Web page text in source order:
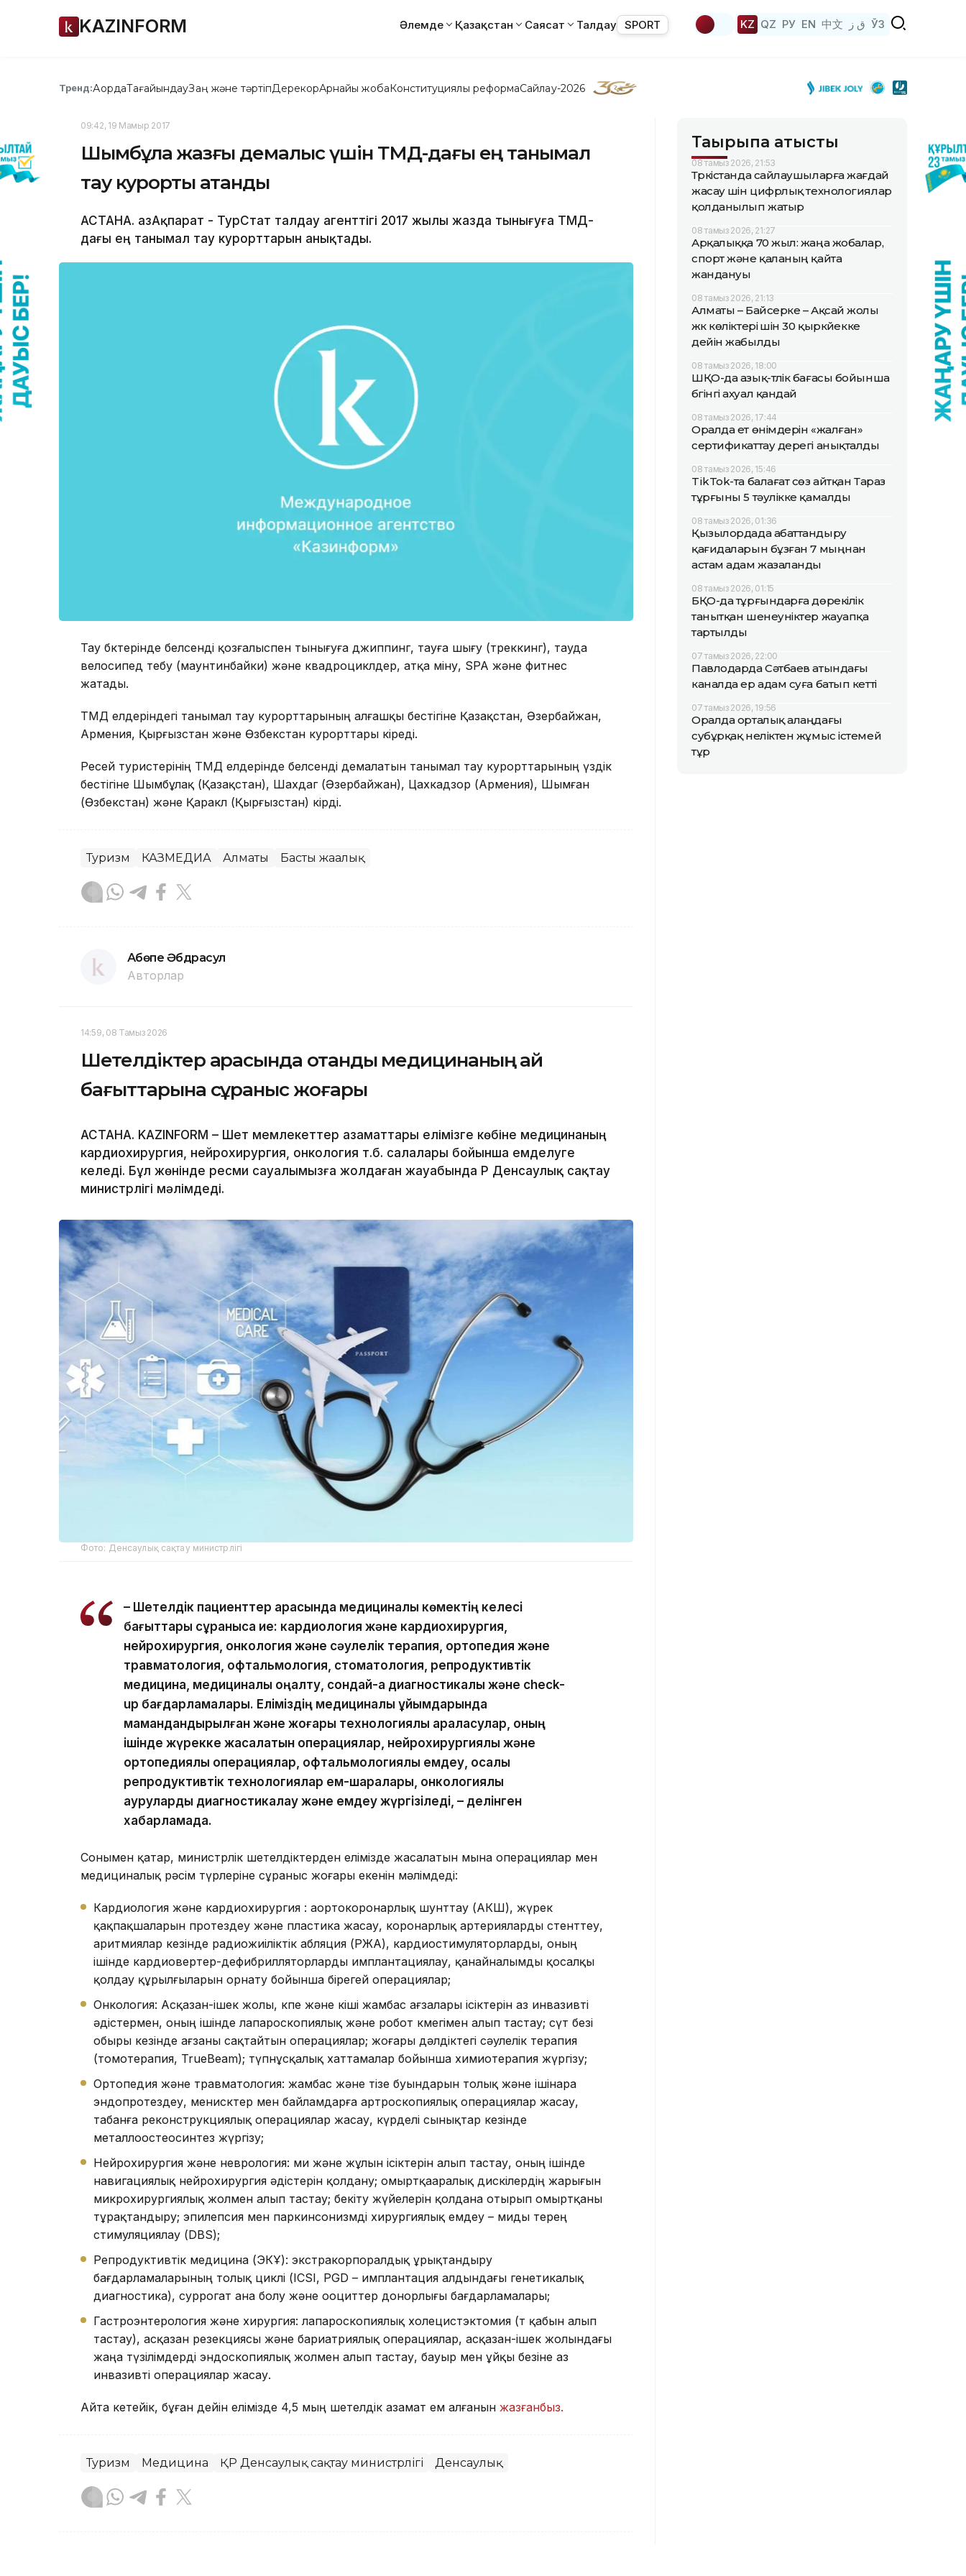
KAZINFORM Әлемде Қазақстан Саясат Талдау SPORT KZ QZ РУ EN 中文 ق ز ЎЗ
Тренд:АқордаТағайындауЗаң және тәртіпДерекқорАрнайы жобаКонституциялық реформаСайлау-2026
09:42, 19 Мамыр 2017
Шымбұлақ жазғы демалыс үшін ТМД-дағы ең танымал
тау курорты атанды
АСТАНА. ҚазАқпарат - ТурСтат талдау агенттігі 2017 жылы жазда тынығуға ТМД-
дағы ең танымал тау курорттарын анықтады.
Тау бөктерінде белсенді қозғалыспен тынығуға джиппинг, тауға шығу (треккинг), тауда
велосипед тебу (маунтинбайки) және квадроциклдер, атқа міну, SPA және фитнес
жатады.
ТМД елдеріндегі танымал тау курорттарының алғашқы бестігіне Қазақстан, Әзербайжан,
Армения, Қырғызстан және Өзбекстан курорттары кіреді.
Ресей туристерінің ТМД елдерінде белсенді демалатын танымал тау курорттарының үздік
бестігіне Шымбұлақ (Қазақстан), Шахдаг (Әзербайжан), Цахкадзор (Армения), Шымған
(Өзбекстан) және Қаракөл (Қырғызстан) кірді.
Туризм КАЗМЕДИА Алматы Басты жаңалық
Ақбөпе Әбдрасул
Авторлар
14:59, 08 Тамыз 2026
Шетелдіктер арасында отандық медицинаның қай
бағыттарына сұраныс жоғары
АСТАНА. KAZINFORM – Шет мемлекеттер азаматтары елімізге көбіне медицинаның
кардиохирургия, нейрохирургия, онкология т.б. салалары бойынша емделуге
келеді. Бұл жөнінде ресми сауалымызға жолдаған жауабында ҚР Денсаулық сақтау
министрлігі мәлімдеді.
Фото: Денсаулық сақтау министрлігі
– Шетелдік пациенттер арасында медициналық көмектің келесі
бағыттары сұранысқа ие: кардиология және кардиохирургия,
нейрохирургия, онкология және сәулелік терапия, ортопедия және
травматология, офтальмология, стоматология, репродуктивтік
медицина, медициналық оңалту, сондай-ақ диагностикалық және check-
up бағдарламалары. Еліміздің медициналық ұйымдарында
мамандандырылған және жоғары технологиялық араласулар, оның
ішінде жүрекке жасалатын операциялар, нейрохирургиялық және
ортопедиялық операциялар, офтальмологиялық емдеу, қосалқы
репродуктивтік технологиялар ем-шаралары, онкологиялық
ауруларды диагностикалау және емдеу жүргізіледі, – делінген
хабарламада.
Сонымен қатар, министрлік шетелдіктерден елімізде жасалатын мына операциялар мен
медициналық рәсім түрлеріне сұраныс жоғары екенін мәлімдеді:
Кардиология және кардиохирургия : аортокоронарлық шунттау (АКШ), жүрек
қақпақшаларын протездеу және пластика жасау, коронарлық артерияларды стенттеу,
аритмиялар кезінде радиожиіліктік абляция (РЖА), кардиостимуляторларды, оның
ішінде кардиовертер-дефибрилляторларды имплантациялау, қанайналымды қосалқы
қолдау құрылғыларын орнату бойынша бірегей операциялар;
Онкология: Асқазан-ішек жолы, өкпе және кіші жамбас ағзалары ісіктерін аз инвазивті
әдістермен, оның ішінде лапароскопиялық және робот көмегімен алып тастау; сүт безі
обыры кезінде ағзаны сақтайтын операциялар; жоғары дәлдіктегі сәулелік терапия
(томотерапия, TrueBeam); түпнұсқалық хаттамалар бойынша химиотерапия жүргізу;
Ортопедия және травматология: жамбас және тізе буындарын толық және ішінара
эндопротездеу, менисктер мен байламдарға артроскопиялық операциялар жасау,
табанға реконструкциялық операциялар жасау, күрделі сынықтар кезінде
металлоостеосинтез жүргізу;
Нейрохирургия және неврология: ми және жұлын ісіктерін алып тастау, оның ішінде
навигациялық нейрохирургия әдістерін қолдану; омыртқааралық дискілердің жарығын
микрохирургиялық жолмен алып тастау; бекіту жүйелерін қолдана отырып омыртқаны
тұрақтандыру; эпилепсия мен паркинсонизмді хирургиялық емдеу – миды терең
стимуляциялау (DBS);
Репродуктивтік медицина (ЭКҰ): экстракорпоралдық ұрықтандыру
бағдарламаларының толық циклі (ICSI, PGD – имплантация алдындағы генетикалық
диагностика), суррогат ана болу және ооциттер донорлығы бағдарламалары;
Гастроэнтерология және хирургия: лапароскопиялық холецистэктомия (өт қабын алып
тастау), асқазан резекциясы және бариатриялық операциялар, асқазан-ішек жолындағы
жаңа түзілімдерді эндоскопиялық жолмен алып тастау, бауыр мен ұйқы безіне аз
инвазивті операциялар жасау.
Айта кетейік, бұған дейін елімізде 4,5 мың шетелдік азамат ем алғанын жазғанбыз.
Туризм Медицина ҚР Денсаулық сақтау министрлігі Денсаулық
Тақырыпқа қатысты
08 тамыз 2026, 21:53
Түркістанда сайлаушыларға жағдай
жасау үшін цифрлық технологиялар
қолданылып жатыр
08 тамыз 2026, 21:27
Арқалыққа 70 жыл: жаңа жобалар,
спорт және қаланың қайта
жандануы
08 тамыз 2026, 21:13
Алматы – Байсерке – Ақсай жолы
жүк көліктері үшін 30 қыркүйекке
дейін жабылды
08 тамыз 2026, 18:00
ШҚО-да азық-түлік бағасы бойынша
бүгінгі ахуал қандай
08 тамыз 2026, 17:44
Оралда ет өнімдерін «жалған»
сертификаттау дерегі анықталды
08 тамыз 2026, 15:46
TikTok-та балағат сөз айтқан Тараз
тұрғыны 5 тәулікке қамалды
08 тамыз 2026, 01:36
Қызылордада абаттандыру
қағидаларын бұзған 7 мыңнан
астам адам жазаланды
08 тамыз 2026, 01:15
БҚО-да тұрғындарға дөрекілік
танытқан шенеуніктер жауапқа
тартылды
07 тамыз 2026, 22:00
Павлодарда Сәтбаев атындағы
каналда ер адам суға батып кетті
07 тамыз 2026, 19:56
Оралда орталық алаңдағы
субұрқақ неліктен жұмыс істемей
тұр